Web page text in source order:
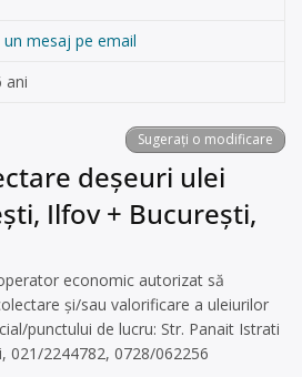
mesaj pe email
ani
Sugerați o modificare
deșeuri ulei
Ilfov + București,
economic autorizat să
şi/sau valorificare a uleiurilor
punctului de lucru: Str. Panait Istrati
021/2244782, 0728/062256